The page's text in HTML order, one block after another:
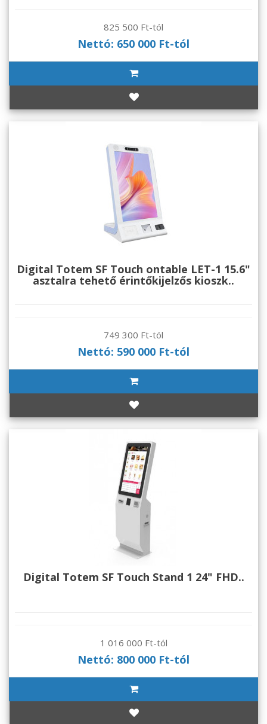
825 500 Ft-tól
Nettó: 650 000 Ft-tól
Digital Totem SF Touch ontable LET-1 15.6"
asztalra tehető érintőkijelzős kioszk..
749 300 Ft-tól
Nettó: 590 000 Ft-tól
Digital Totem SF Touch Stand 1 24" FHD..
1 016 000 Ft-tól
Nettó: 800 000 Ft-tól